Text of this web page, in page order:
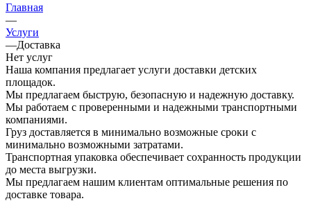
Главная
—
Услуги
—Доставка
Нет услуг
Наша компания предлагает услуги доставки детских
площадок.
Мы предлагаем быструю, безопасную и надежную доставку.
Мы работаем с проверенными и надежными транспортными
компаниями.
Груз доставляется в минимально возможные сроки с
минимально возможными затратами.
Транспортная упаковка обеспечивает сохранность продукции
до места выгрузки.
Мы предлагаем нашим клиентам оптимальные решения по
доставке товара.